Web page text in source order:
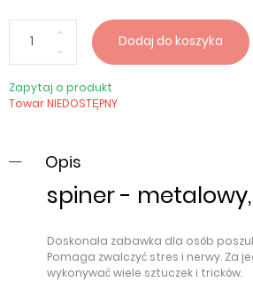
Dodaj do koszyka
Zapytaj o produkt
Towar NIEDOSTĘPNY
Opis
spiner -
Doskonała zabawka dla osób
Pomaga zwalczyć stres i nerwy. Za
wykonywać wiele sztuczek i tricków.